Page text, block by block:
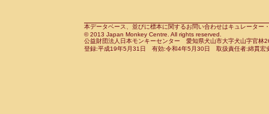
CercopithecidaePapio anubis(0)
CercopithecidaePapio cynocephalus
CercopithecidaePapio hamadryas(0)
CebidaeSaguinus leucopus(0)
CebidaeSaguinus midas(0)
Cebidae Saguinus mystax(0)
本データベース、並びに標本に関するお問い合わせはキュレータ
© 2013 Japan Monkey Centre. All rights reserved.
公益財団法人日本モンキーセンター 愛知県犬山市大字犬山字官
登録:平成19年5月31日 有効:令和4年5月30日 取扱責任者:綿貫宏